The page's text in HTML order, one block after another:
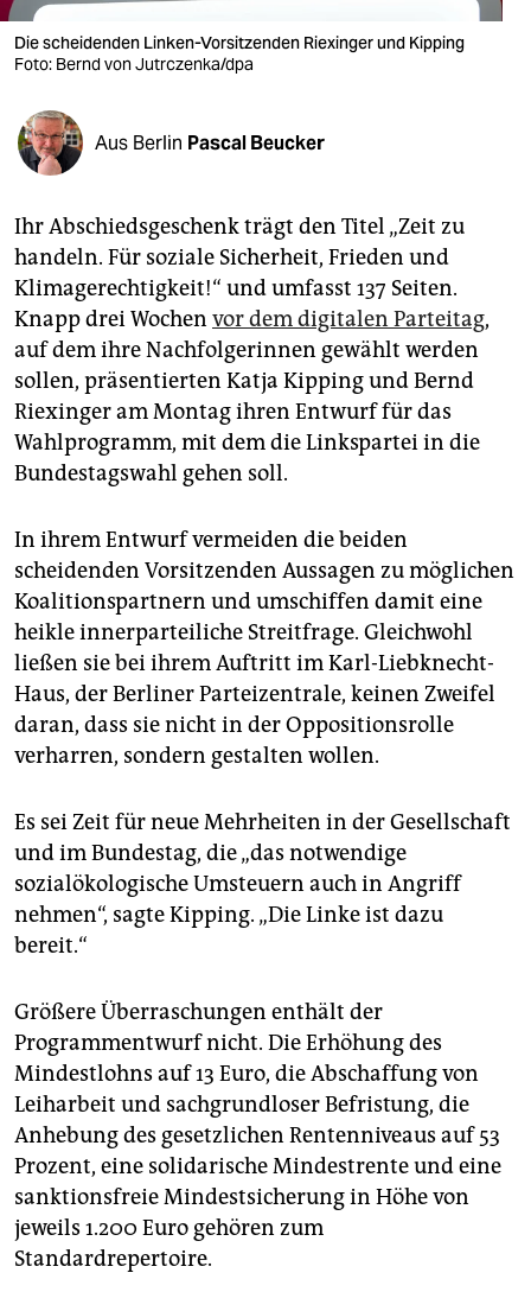
verlag
veranstaltungen
shop
fragen & hilfe
unterstützen
abo
genossenschaft
epaper login
Die scheidenden Linken-Vorsitzenden Riexinger und Kipping
Foto: Bernd von Jutrczenka/dpa
Aus Berlin Pascal Beucker
Ihr Abschiedsgeschenk trägt den Titel „Zeit zu
handeln. Für soziale Sicherheit, Frieden und
Klimagerechtigkeit!“ und umfasst 137 Seiten.
Knapp drei Wochen vor dem digitalen Parteitag,
auf dem ihre Nachfolgerinnen gewählt werden
sollen, präsentierten Katja Kipping und Bernd
Riexinger am Montag ihren Entwurf für das
Wahlprogramm, mit dem die Linkspartei in die
Bundestagswahl gehen soll.
In ihrem Entwurf vermeiden die beiden
scheidenden Vorsitzenden Aussagen zu möglichen
Koalitionspartnern und umschiffen damit eine
heikle innerparteiliche Streitfrage. Gleichwohl
ließen sie bei ihrem Auftritt im Karl-Liebknecht-
Haus, der Berliner Parteizentrale, keinen Zweifel
daran, dass sie nicht in der Oppositionsrolle
verharren, sondern gestalten wollen.
Es sei Zeit für neue Mehrheiten in der Gesellschaft
und im Bundestag, die „das notwendige
sozialökologische Umsteuern auch in Angriff
nehmen“, sagte Kipping. „Die Linke ist dazu
bereit.“
Größere Überraschungen enthält der
Programmentwurf nicht. Die Erhöhung des
Mindestlohns auf 13 Euro, die Abschaffung von
Leiharbeit und sachgrundloser Befristung, die
Anhebung des gesetzlichen Rentenniveaus auf 53
Prozent, eine solidarische Mindestrente und eine
sanktionsfreie Mindestsicherung in Höhe von
jeweils 1.200 Euro gehören zum
Standardrepertoire.